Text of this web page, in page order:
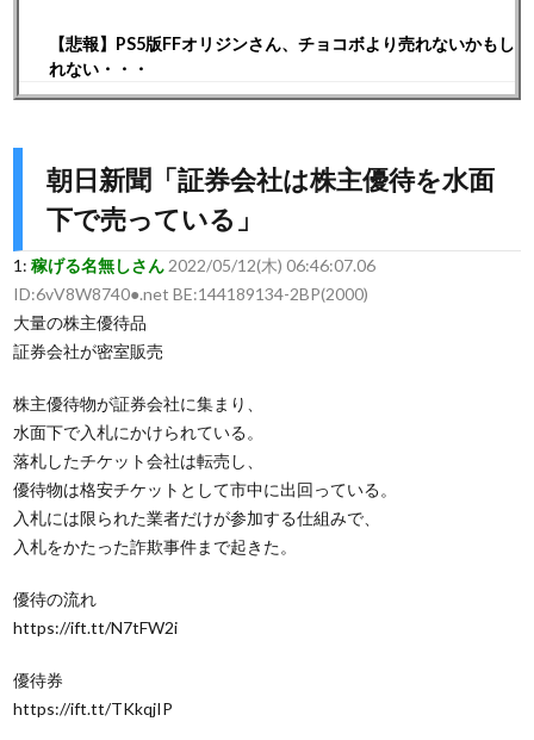
【悲報】PS5版FFオリジンさん、チョコボより売れないかもし
れない・・・
朝日新聞「証券会社は株主優待を水面
下で売っている」
1: 稼げる名無しさん 2022/05/12(木) 06:46:07.06
ID:6vV8W8740●.net BE:144189134-2BP(2000)
大量の株主優待品
証券会社が密室販売
株主優待物が証券会社に集まり、
水面下で入札にかけられている。
落札したチケット会社は転売し、
優待物は格安チケットとして市中に出回っている。
入札には限られた業者だけが参加する仕組みで、
入札をかたった詐欺事件まで起きた。
優待の流れ
https://ift.tt/N7tFW2i
優待券
https://ift.tt/TKkqjIP